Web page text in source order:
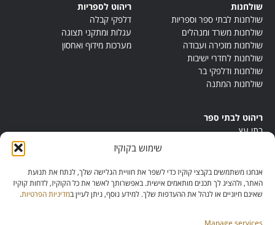
שימוש בקוקיז
אנחנו משתמשים בקבצי קוקיז כדי לשפר את חוויית הגלישה שלך, לנתח את תנועת
האתר, ולהציג לך תכנים מותאמים אישית. באפשרותך לאשר את כל הקוקיז, לדחות קוקיז
שאינם חיוניים או לנהל את ההעדפות שלך. למידע נוסף, ניתן לעיין במדיניות הפרטיות.
Manage services
שולחנות
שולחנות לבתי ספר וספריות
שולחנות משרד ומנהלים
שולחנות מזכירה ועבודה
שולחנות לחדרי ישיבות
שולחנות ודלפקי בר
שולחנות המתנה
ריהוט לספריות
דלפקי קבלה
עגלות ומתקני תצוגה
מערכות מידוף ואחסון
ריהוט לבתי ספר
בתי עץ
ריהוט מונטסורי
ריהוט אנתרופוסופי